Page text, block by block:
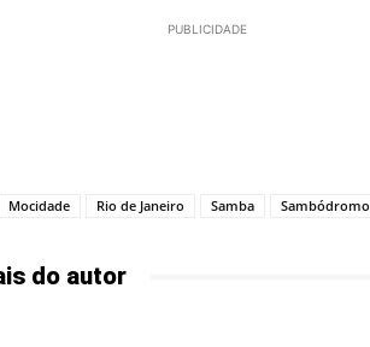
PUBLICIDADE
Mocidade Rio de Janeiro Samba Sambódromo
do autor